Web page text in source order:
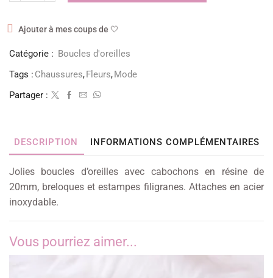
Ajouter à mes coups de 🤍
Catégorie : Boucles d'oreilles
Tags : Chaussures,Fleurs,Mode
Partager :
DESCRIPTION INFORMATIONS COMPLÉMENTAIRES
Jolies boucles d’oreilles avec cabochons en résine de
20mm, breloques et estampes filigranes. Attaches en acier
inoxydable.
Vous pourriez aimer...